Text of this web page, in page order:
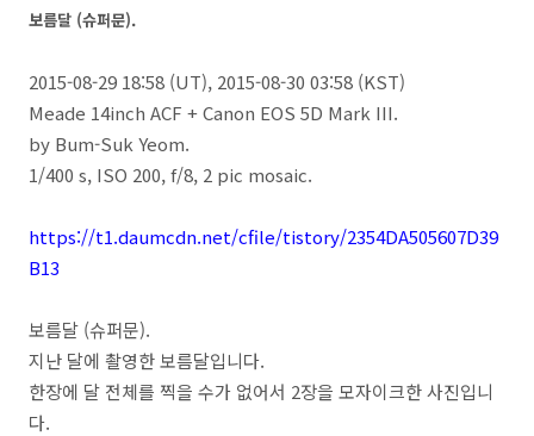
보름달 (슈퍼문).
2015-08-29 18:58 (UT), 2015-08-30 03:58 (KST)
Meade 14inch ACF + Canon EOS 5D Mark III.
by Bum-Suk Yeom.
1/400 s, ISO 200, f/8, 2 pic mosaic.
https://t1.daumcdn.net/cfile/tistory/2354DA505607D39
B13
보름달 (슈퍼문).
지난 달에 촬영한 보름달입니다.
한장에 달 전체를 찍을 수가 없어서 2장을 모자이크한 사진입니
다.